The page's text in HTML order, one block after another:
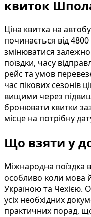
квиток
Ціна квитка на
починається від
змінюватися
поїздки, часу
рейс та умов
час пікових сезонів
вищими через
бронювати квитки
місце на потрібну
Що взяти у
Міжнародна поїздка
особливо коли мова
Україною та Чехією.
усіх необхідних
практичних порад,